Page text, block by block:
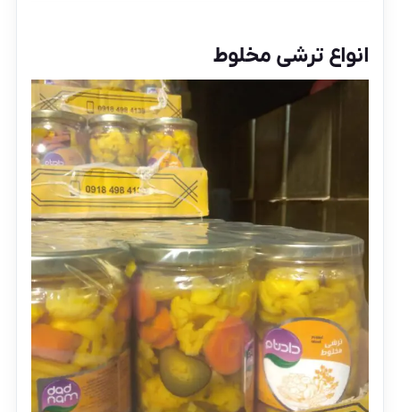
انواع ترشی مخلوط